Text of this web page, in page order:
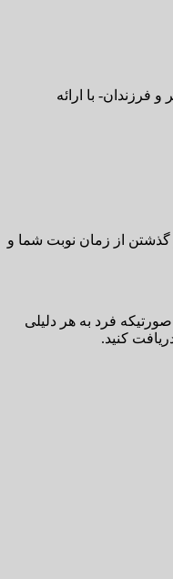
با ارائه
گذشتن از زمان نوبت شما و
فرد به هر دلیلی
کنید.